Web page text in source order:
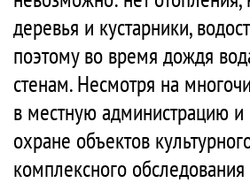
деревья и кустарники,
поэтому во время дождя
стенам. Несмотря на
в местную администрацию
охране объектов
комплексного